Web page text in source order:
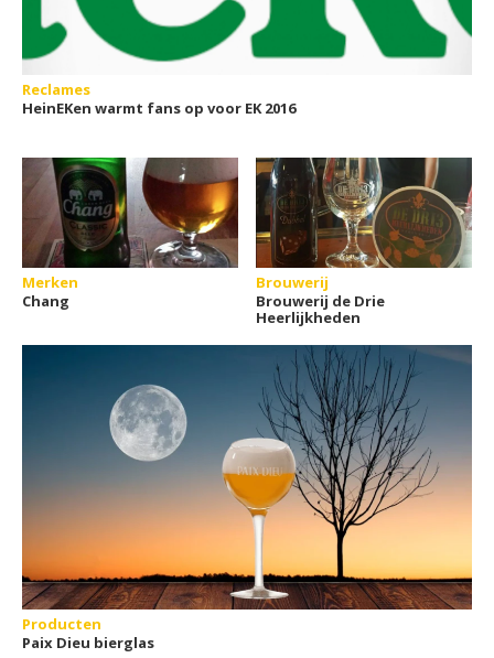
Reclames
HeinEKen warmt fans op voor EK 2016
Merken
Chang
Brouwerij
Brouwerij de Drie
Heerlijkheden
Producten
Paix Dieu bierglas